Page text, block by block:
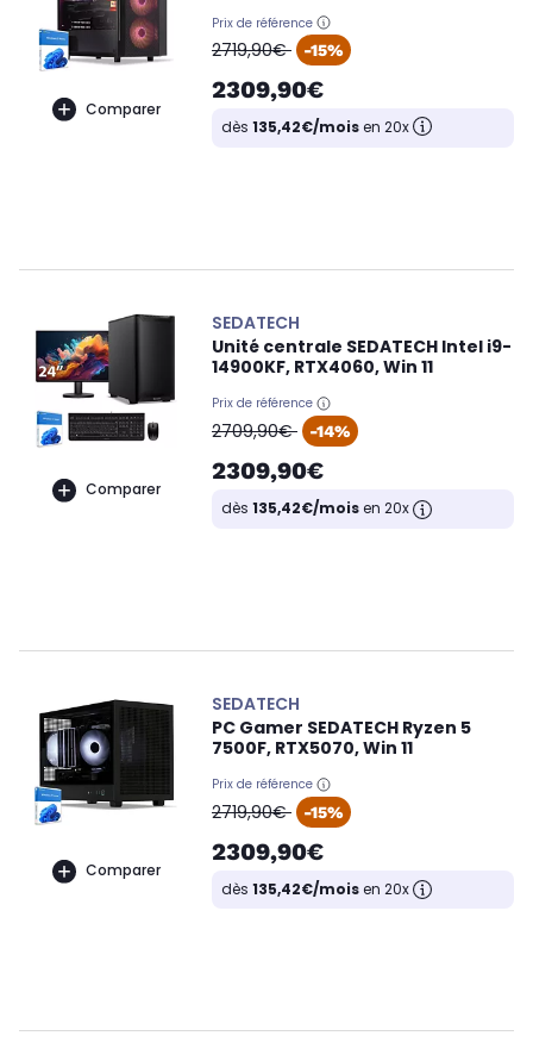
Comparer
Prix de référence
oldPrice
2719,90€ -15%
2309,90€
dès 135,42€/moisen 20x
Comparer
SEDATECH
Unité centrale SEDATECH Intel i9-
14900KF, RTX4060, Win 11
Prix de référence
oldPrice
2709,90€ -14%
2309,90€
dès 135,42€/moisen 20x
Comparer
SEDATECH
PC Gamer SEDATECH Ryzen 5
7500F, RTX5070, Win 11
Prix de référence
oldPrice
2719,90€ -15%
2309,90€
dès 135,42€/moisen 20x